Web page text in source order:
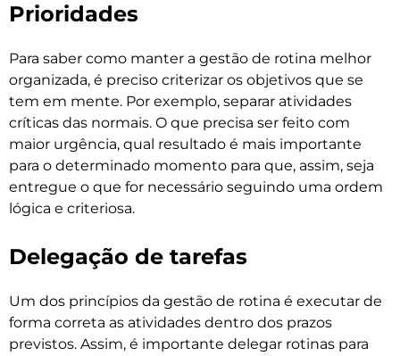
Prioridades
Para saber como manter a gestão de rotina melhor
organizada, é preciso criterizar os objetivos que se
tem em mente. Por exemplo, separar atividades
críticas das normais. O que precisa ser feito com
maior urgência, qual resultado é mais importante
para o determinado momento para que, assim, seja
entregue o que for necessário seguindo uma ordem
lógica e criteriosa.
Delegação de tarefas
Um dos princípios da gestão de rotina é executar de
forma correta as atividades dentro dos prazos
previstos. Assim, é importante delegar rotinas para